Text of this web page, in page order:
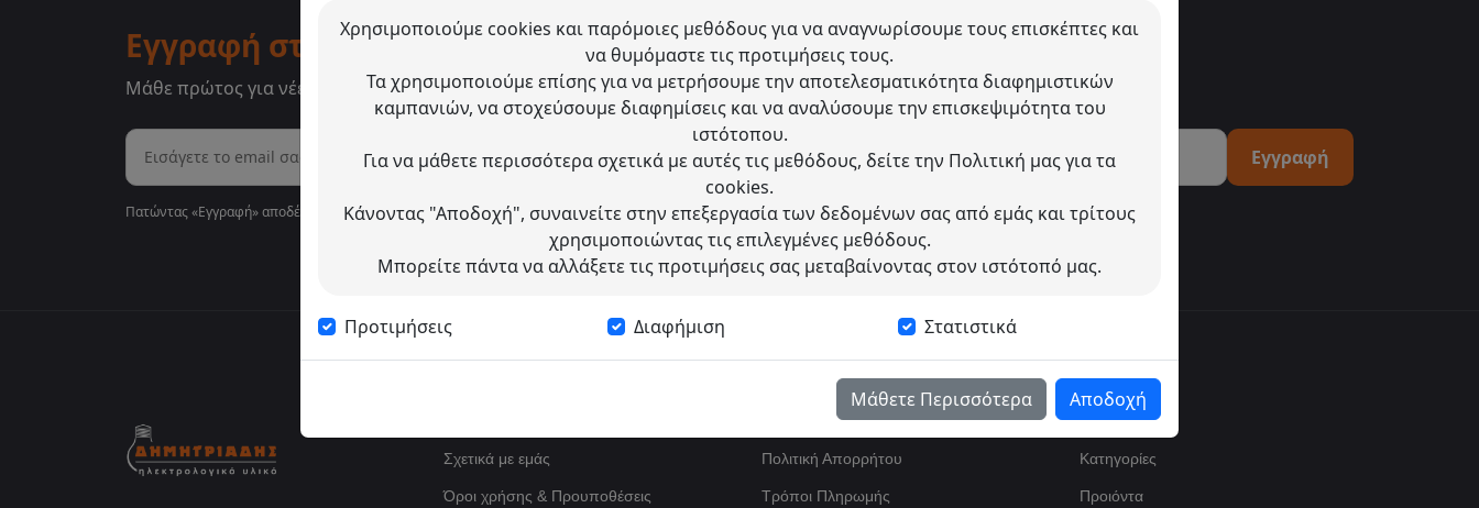
Εγγραφή στο Newsletter μας
Μάθε πρώτος για νέες αφίξεις, προσφορές & αποκλειστικά deals
Εγγραφή
Πατώντας «Εγγραφή» αποδέχεσαι τουςόρους χρήσης
Σχετικά με εμάς
Όροι χρήσης & Προυποθέσεις
Πολιτική Απορρήτου
Τρόποι Πληρωμής
Πλοήγηση
Κατηγορίες
Προιόντα
Χρησιμοποιούμε cookies και παρόμοιες μεθόδους για να αναγνωρίσουμε τους επισκέπτες και
να θυμόμαστε τις προτιμήσεις τους.
Τα χρησιμοποιούμε επίσης για να μετρήσουμε την αποτελεσματικότητα διαφημιστικών
καμπανιών, να στοχεύσουμε διαφημίσεις και να αναλύσουμε την επισκεψιμότητα του
ιστότοπου.
Για να μάθετε περισσότερα σχετικά με αυτές τις μεθόδους, δείτε την Πολιτική μας για τα
cookies.
Κάνοντας "Αποδοχή", συναινείτε στην επεξεργασία των δεδομένων σας από εμάς και τρίτους
χρησιμοποιώντας τις επιλεγμένες μεθόδους.
Μπορείτε πάντα να αλλάξετε τις προτιμήσεις σας μεταβαίνοντας στον ιστότοπό μας.
Προτιμήσεις Διαφήμιση Στατιστικά
Μάθετε Περισσότερα Αποδοχή